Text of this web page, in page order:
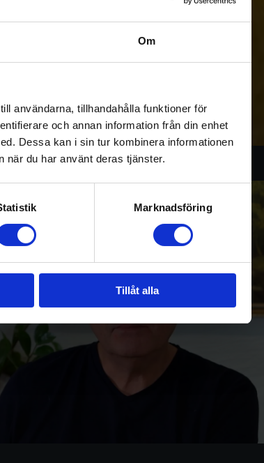
Om
användarna, tillhandahålla funktioner för
och annan information från din enhet
Dessa kan i sin tur kombinera informationen
när du har använt deras tjänster.
Marknadsföring
Tillåt alla